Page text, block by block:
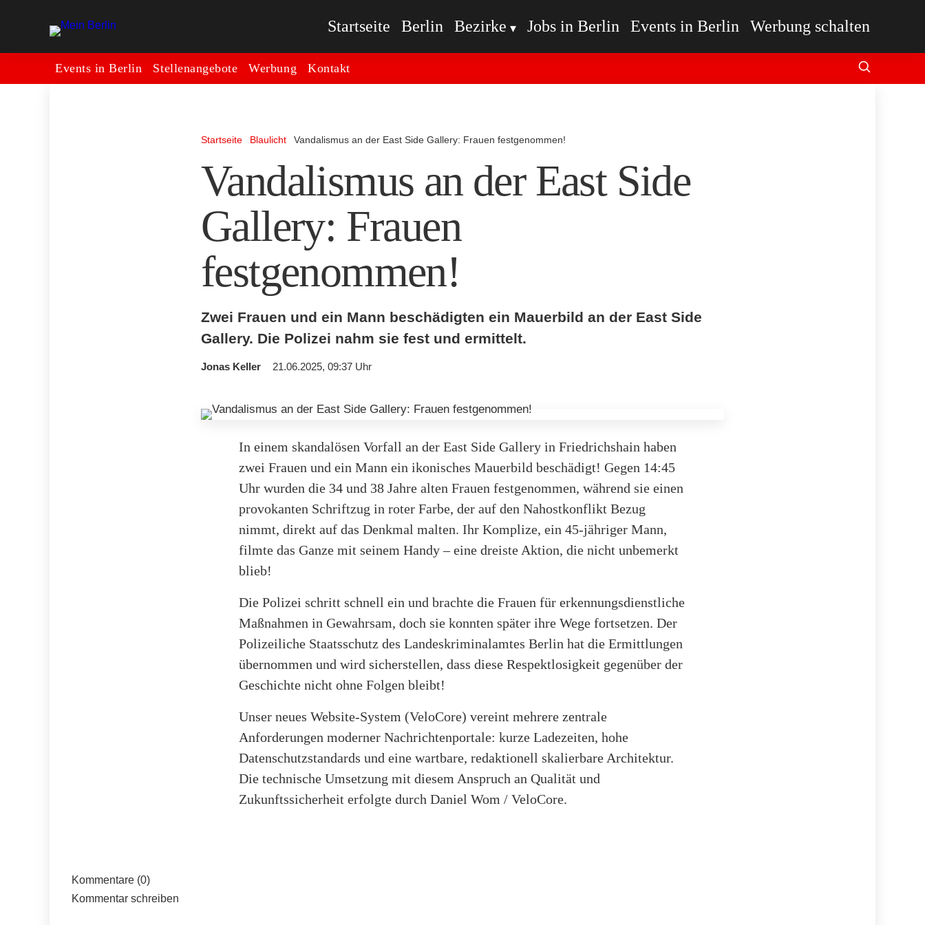
Startseite Berlin Bezirke Jobs in Berlin Events in Berlin Werbung schalten
Events in Berlin Stellenangebote Werbung Kontakt
Startseite Blaulicht Vandalismus an der East Side Gallery: Frauen festgenommen!
Vandalismus an der East Side
Gallery: Frauen
festgenommen!
Zwei Frauen und ein Mann beschädigten ein Mauerbild an der East Side
Gallery. Die Polizei nahm sie fest und ermittelt.
Jonas Keller 21.06.2025, 09:37 Uhr
In einem skandalösen Vorfall an der East Side Gallery in Friedrichshain haben
zwei Frauen und ein Mann ein ikonisches Mauerbild beschädigt! Gegen 14:45
Uhr wurden die 34 und 38 Jahre alten Frauen festgenommen, während sie einen
provokanten Schriftzug in roter Farbe, der auf den Nahostkonflikt Bezug
nimmt, direkt auf das Denkmal malten. Ihr Komplize, ein 45-jähriger Mann,
filmte das Ganze mit seinem Handy – eine dreiste Aktion, die nicht unbemerkt
blieb!
Die Polizei schritt schnell ein und brachte die Frauen für erkennungsdienstliche
Maßnahmen in Gewahrsam, doch sie konnten später ihre Wege fortsetzen. Der
Polizeiliche Staatsschutz des Landeskriminalamtes Berlin hat die Ermittlungen
übernommen und wird sicherstellen, dass diese Respektlosigkeit gegenüber der
Geschichte nicht ohne Folgen bleibt!
Unser neues Website-System (VeloCore) vereint mehrere zentrale
Anforderungen moderner Nachrichtenportale: kurze Ladezeiten, hohe
Datenschutzstandards und eine wartbare, redaktionell skalierbare Architektur.
Die technische Umsetzung mit diesem Anspruch an Qualität und
Zukunftssicherheit erfolgte durch Daniel Wom / VeloCore.
Kommentare (0)
Kommentar schreiben